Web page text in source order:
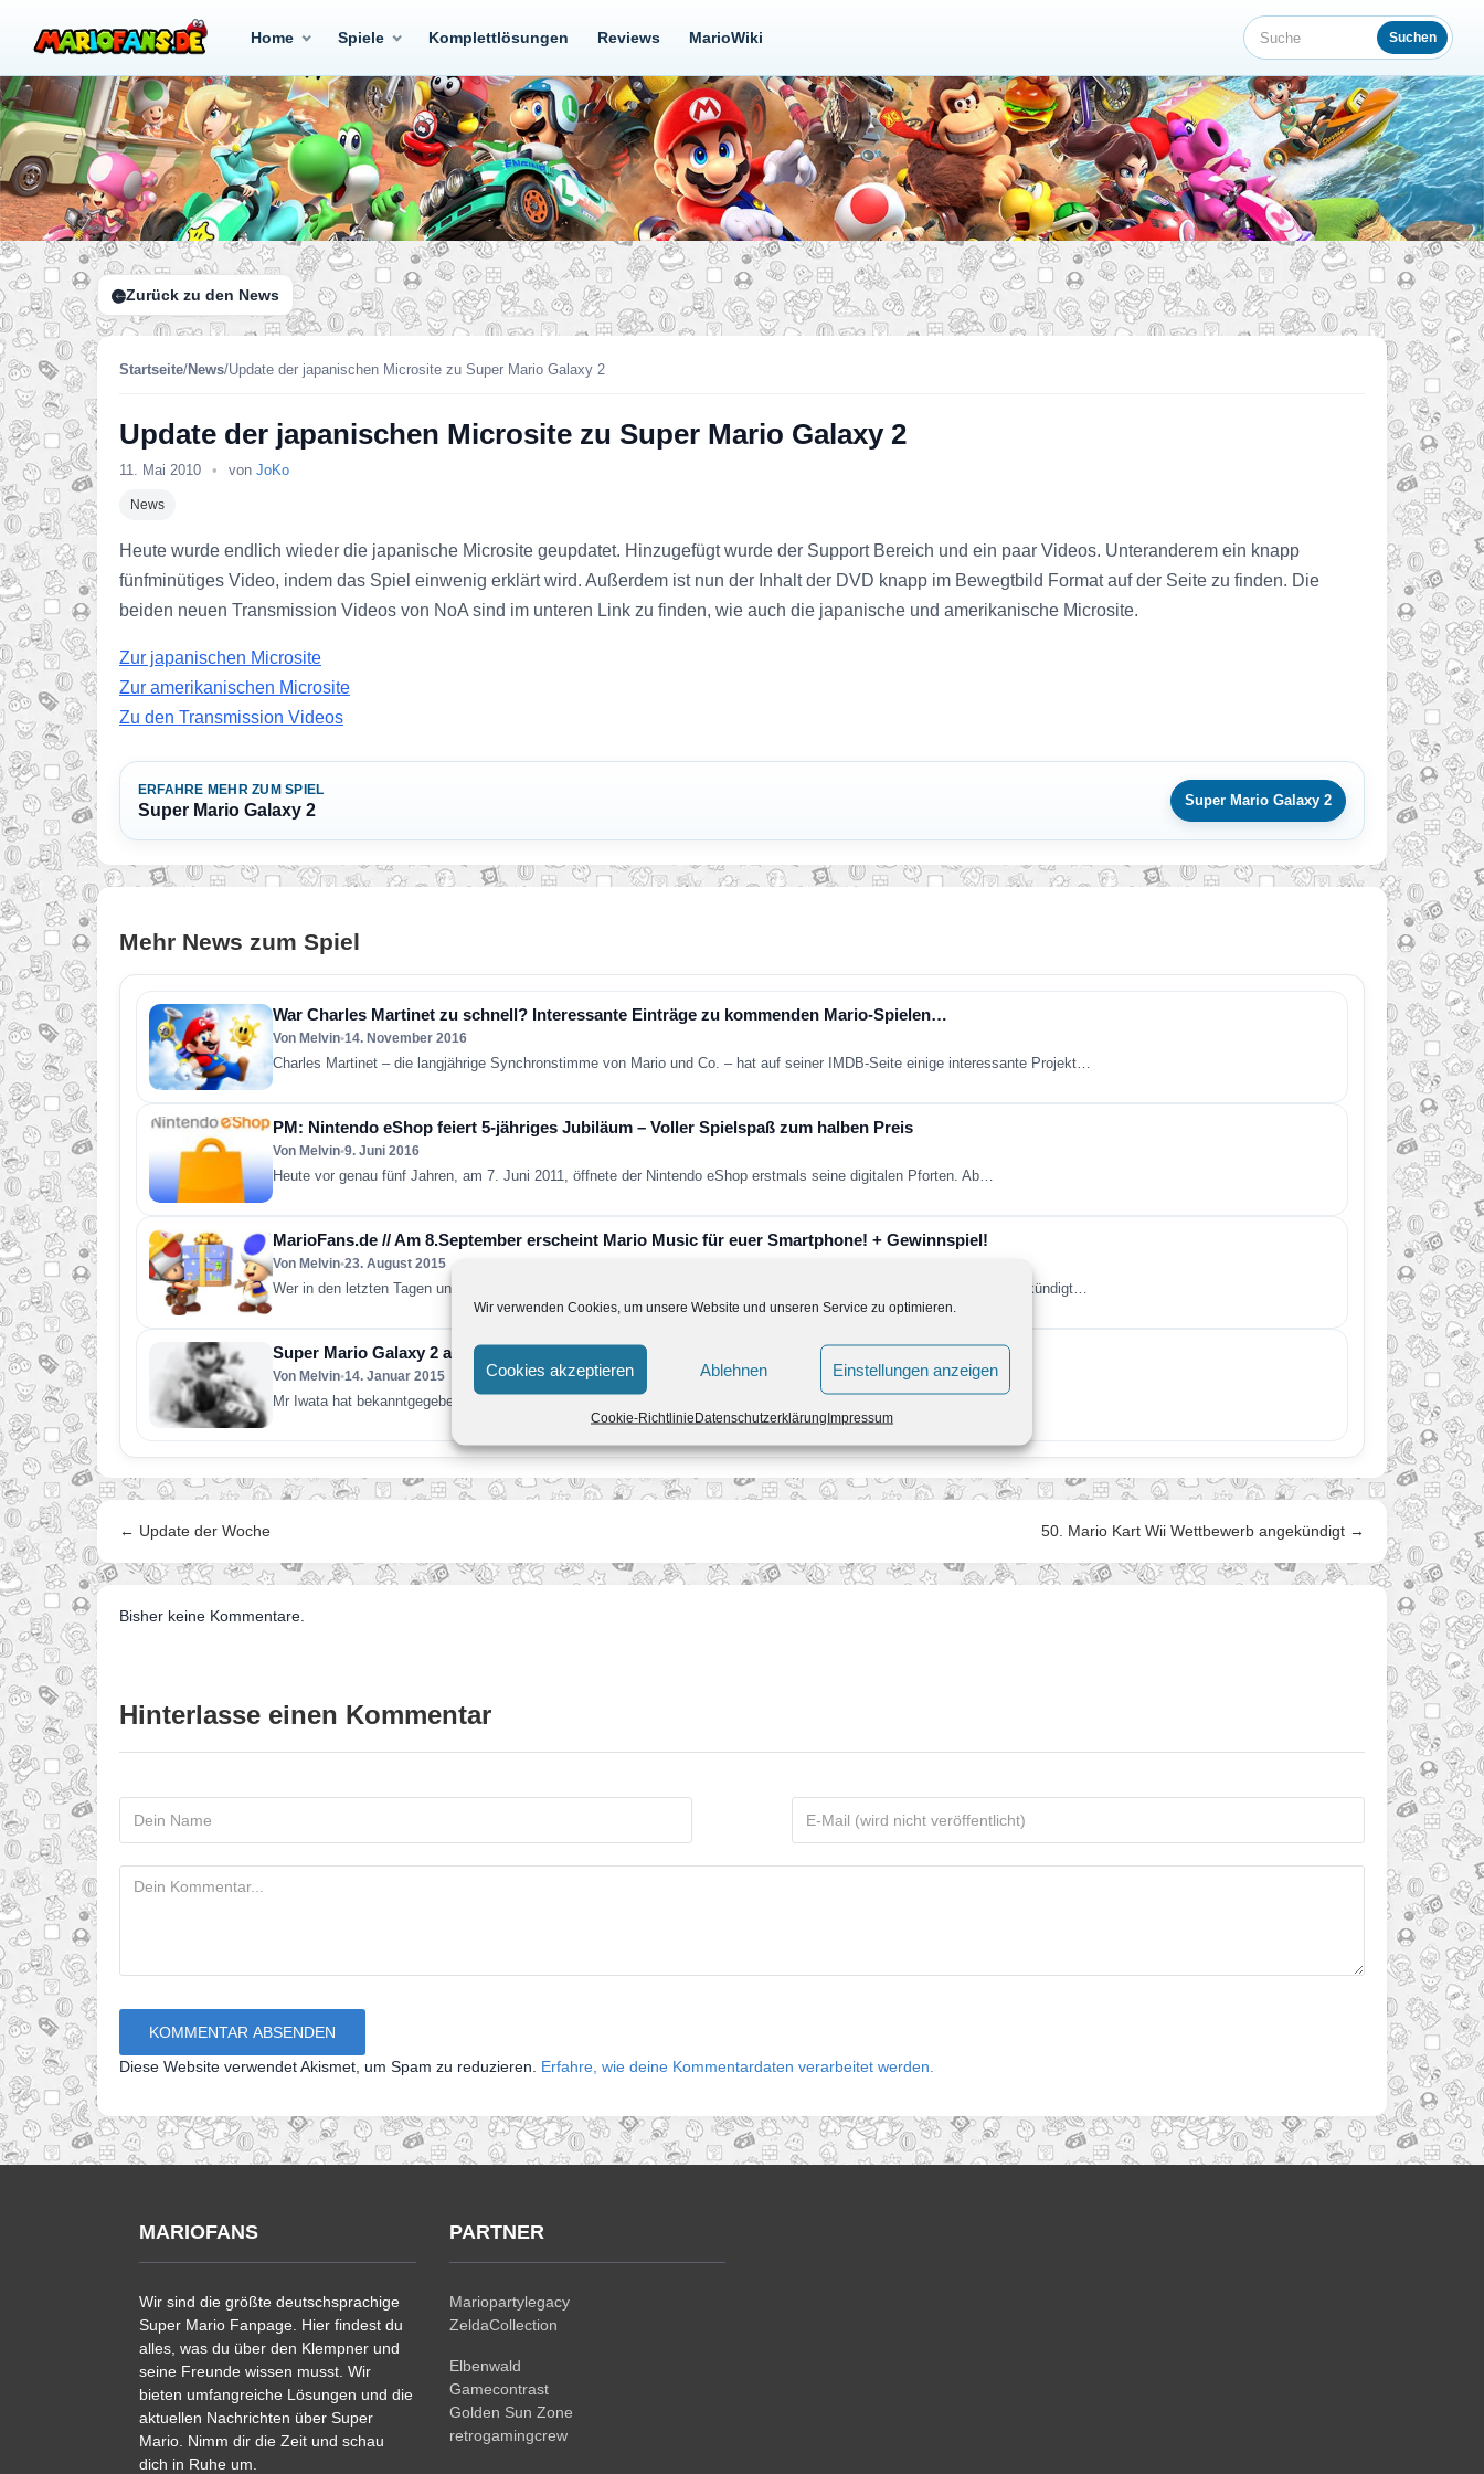
Wir verwenden Cookies, um unsere Website und unseren Service zu optimieren.
Cookies akzeptieren Ablehnen Einstellungen anzeigen
Cookie-RichtlinieDatenschutzerklärungImpressum
Home Spiele Komplettlösungen Reviews MarioWiki Suche Suchen
Zurück zu den News
Startseite/News/Update der japanischen Microsite zu Super Mario Galaxy 2
Update der japanischen Microsite zu Super Mario Galaxy 2
11. Mai 2010 • von JoKo
News
Heute wurde endlich wieder die japanische Microsite geupdatet. Hinzugefügt wurde der Support Bereich und ein paar Videos. Unteranderem ein knapp
fünfminütiges Video, indem das Spiel einwenig erklärt wird. Außerdem ist nun der Inhalt der DVD knapp im Bewegtbild Format auf der Seite zu finden. Die
beiden neuen Transmission Videos von NoA sind im unteren Link zu finden, wie auch die japanische und amerikanische Microsite.
Zur japanischen Microsite
Zur amerikanischen Microsite
Zu den Transmission Videos
ERFAHRE MEHR ZUM SPIEL
Super Mario Galaxy 2
Super Mario Galaxy 2
Mehr News zum Spiel
War Charles Martinet zu schnell? Interessante Einträge zu kommenden Mario-Spielen…
Von Melvin•14. November 2016
Charles Martinet – die langjährige Synchronstimme von Mario und Co. – hat auf seiner IMDB-Seite einige interessante Projekt…
PM: Nintendo eShop feiert 5-jähriges Jubiläum – Voller Spielspaß zum halben Preis
Von Melvin•9. Juni 2016
Heute vor genau fünf Jahren, am 7. Juni 2011, öffnete der Nintendo eShop erstmals seine digitalen Pforten. Ab…
MarioFans.de // Am 8.September erscheint Mario Music für euer Smartphone! + Gewinnspiel!
Von Melvin•23. August 2015
Wer in den letzten Tagen unsere Facebook-Seite verfolgt hat wird gemerkt haben dass wir unser neusten Projekt angekündigt…
Super Mario Galaxy 2 als Download für Wii U verfügbar.
Von Melvin•14. Januar 2015
Mr Iwata hat bekanntgegeben dass es ausgewählte Wii Titel bald als Download für Wii U geben wird. Den…
← Update der Woche 50. Mario Kart Wii Wettbewerb angekündigt →
Bisher keine Kommentare.
Hinterlasse einen Kommentar
Diese Website verwendet Akismet, um Spam zu reduzieren. Erfahre, wie deine Kommentardaten verarbeitet werden.
MARIOFANS
Wir sind die größte deutschsprachige
Super Mario Fanpage. Hier findest du
alles, was du über den Klempner und
seine Freunde wissen musst. Wir
bieten umfangreiche Lösungen und die
aktuellen Nachrichten über Super
Mario. Nimm dir die Zeit und schau
dich in Ruhe um.
PARTNER
Mariopartylegacy
ZeldaCollection
Elbenwald
Gamecontrast
Golden Sun Zone
retrogamingcrew